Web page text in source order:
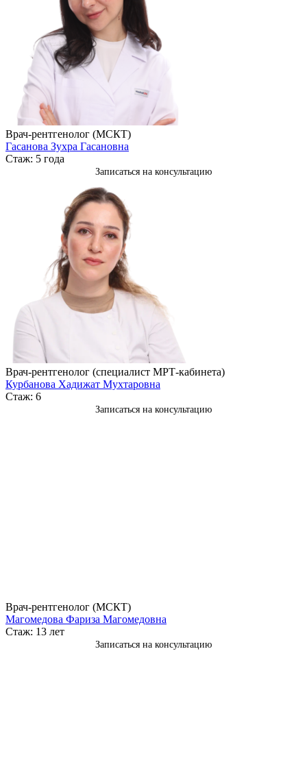
Врач-рентгенолог (МСКТ)
Гасанова Зухра Гасановна
Стаж: 5 года
Записаться на консультацию
Врач-рентгенолог (специалист МРТ-кабинета)
Курбанова Хадижат Мухтаровна
Стаж: 6
Записаться на консультацию
Врач-рентгенолог (МСКТ)
Магомедова Фариза Магомедовна
Стаж: 13 лет
Записаться на консультацию